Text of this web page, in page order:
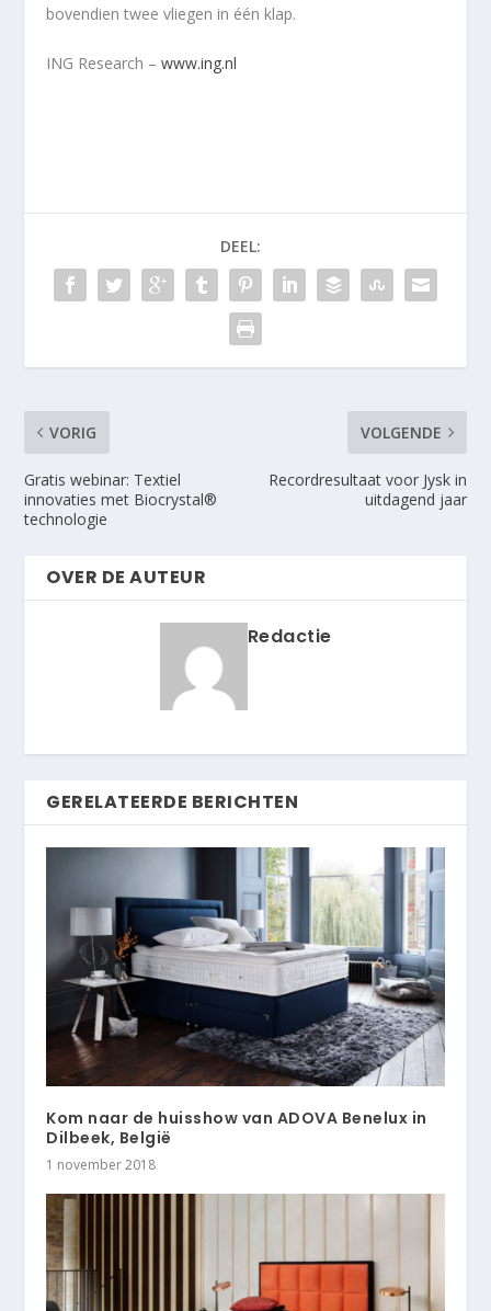
bovendien twee vliegen in één klap.
ING Research –www.ing.nl
DEEL:
VORIG
Gratis webinar: Textiel
innovaties met Biocrystal®
technologie
VOLGENDE
Recordresultaat voor Jysk in
uitdagend jaar
OVER DE AUTEUR
Redactie
GERELATEERDE BERICHTEN
Kom naar de huisshow van ADOVA Benelux in
Dilbeek, België
1 november 2018